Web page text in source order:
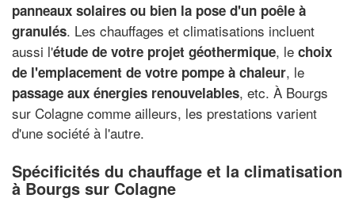
panneaux solaires ou bien la pose d'un poêle à
granulés. Les chauffages et climatisations incluent
aussi l'étude de votre projet géothermique, le choix
de l'emplacement de votre pompe à chaleur, le
passage aux énergies renouvelables, etc. À Bourgs
sur Colagne comme ailleurs, les prestations varient
d'une société à l'autre.
Spécificités du chauffage et la climatisation
à Bourgs sur Colagne